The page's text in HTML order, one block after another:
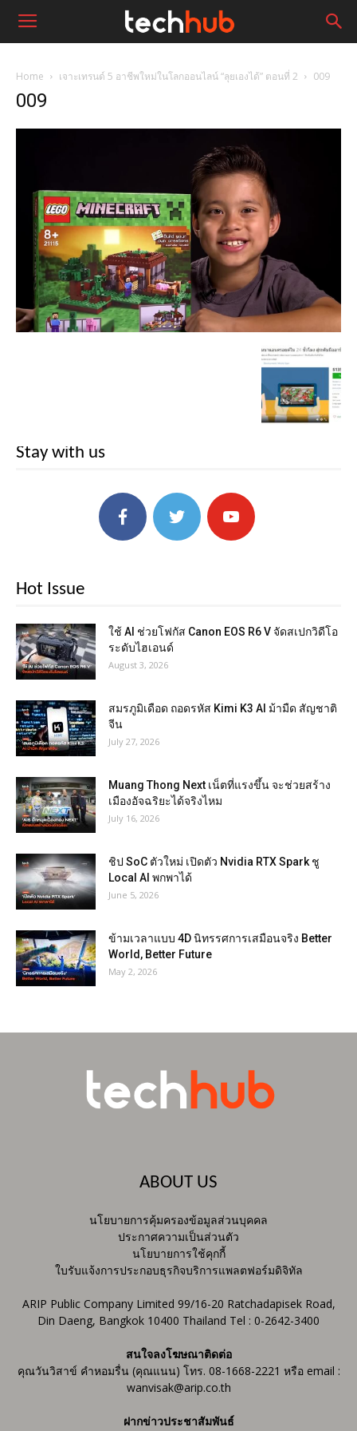
Home เจาะเทรนด์ 5 อาชีพใหม่ในโลกออนไลน์ “ลุยเองได้” ตอนที่ 2 009
009
Stay with us
Hot Issue
ใช้ AI ช่วยโฟกัส Canon EOS R6 V จัดสเปกวิดีโอ
ระดับไฮเอนด์
August 3, 2026
สมรภูมิเดือด ถอดรหัส Kimi K3 AI ม้ามืด สัญชาติ
จีน
July 27, 2026
Muang Thong Next เน็ตที่แรงขึ้น จะช่วยสร้าง
เมืองอัจฉริยะได้จริงไหม
July 16, 2026
ชิป SoC ตัวใหม่ เปิดตัว Nvidia RTX Spark ชู
Local AI พกพาได้
June 5, 2026
ข้ามเวลาแบบ 4D นิทรรศการเสมือนจริง Better
World, Better Future
May 2, 2026
ABOUT US
นโยบายการคุ้มครองข้อมูลส่วนบุคคล
ประกาศความเป็นส่วนตัว
นโยบายการใช้คุกกี้
ใบรับแจ้งการประกอบธุรกิจบริการแพลตฟอร์มดิจิทัล
ARIP Public Company Limited 99/16-20 Ratchadapisek Road,
Din Daeng, Bangkok 10400 Thailand Tel : 0-2642-3400
สนใจลงโฆษณาติดต่อ
คุณวันวิสาข์ คำหอมรื่น (คุณแนน) โทร. 08-1668-2221 หรือ email :
wanvisak@arip.co.th
ฝากข่าวประชาสัมพันธ์